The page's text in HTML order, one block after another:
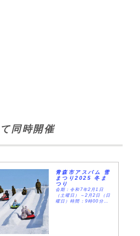
同時開催
青森市アスパム 雪
まつり2025 冬ま
つり
会期：令和7年2月1日
（土曜日）～2月2日（日
曜日）時間：9時00分～